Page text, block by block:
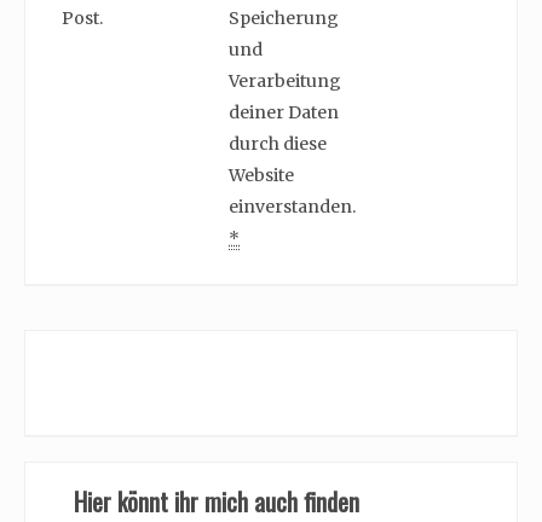
Post.
Speicherung
und
Verarbeitung
deiner Daten
durch diese
Website
einverstanden.
*
Hier könnt ihr mich auch finden